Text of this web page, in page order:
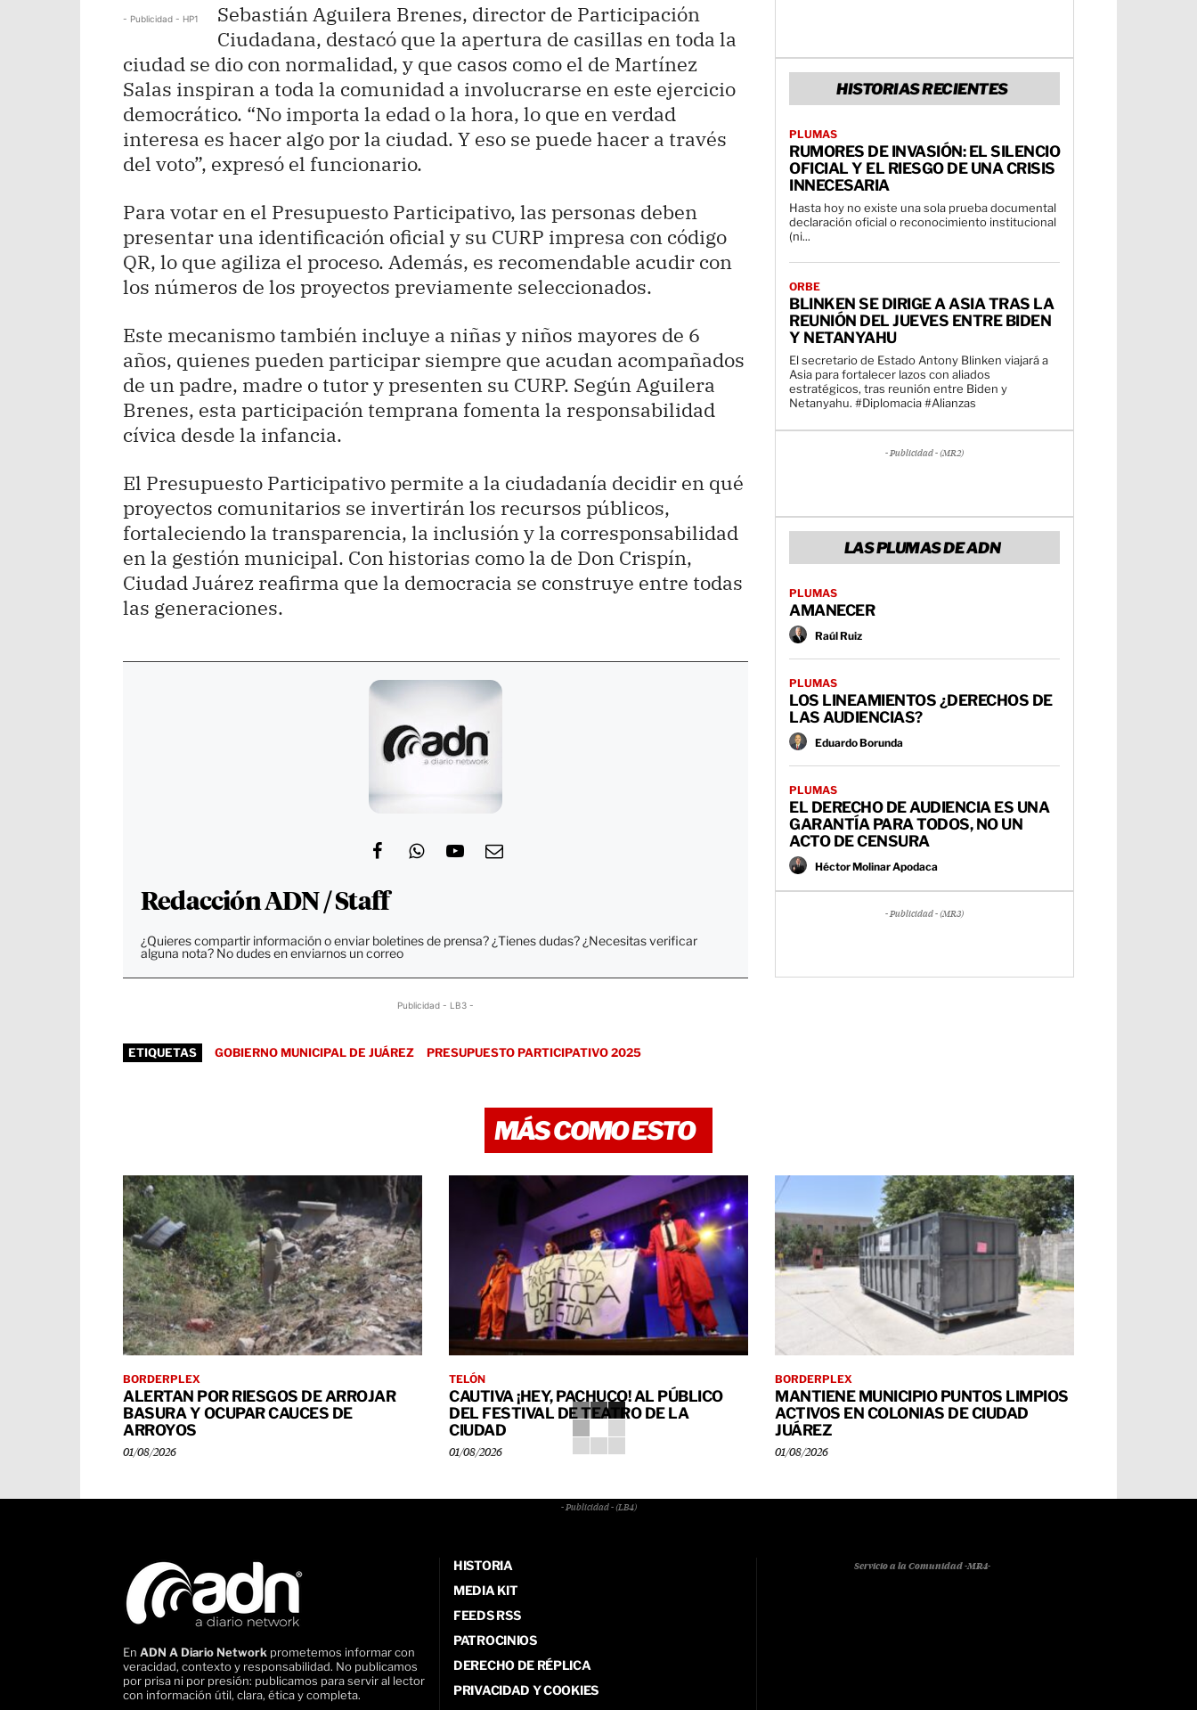
- Publicidad - HP1
Sebastián Aguilera Brenes, director de Participación
Ciudadana, destacó que la apertura de casillas en toda la
ciudad se dio con normalidad, y que casos como el de Martínez
Salas inspiran a toda la comunidad a involucrarse en este ejercicio
democrático. “No importa la edad o la hora, lo que en verdad
interesa es hacer algo por la ciudad. Y eso se puede hacer a través
del voto”, expresó el funcionario.
Para votar en el Presupuesto Participativo, las personas deben
presentar una identificación oficial y su CURP impresa con código
QR, lo que agiliza el proceso. Además, es recomendable acudir con
los números de los proyectos previamente seleccionados.
Este mecanismo también incluye a niñas y niños mayores de 6
años, quienes pueden participar siempre que acudan acompañados
de un padre, madre o tutor y presenten su CURP. Según Aguilera
Brenes, esta participación temprana fomenta la responsabilidad
cívica desde la infancia.
El Presupuesto Participativo permite a la ciudadanía decidir en qué
proyectos comunitarios se invertirán los recursos públicos,
fortaleciendo la transparencia, la inclusión y la corresponsabilidad
en la gestión municipal. Con historias como la de Don Crispín,
Ciudad Juárez reafirma que la democracia se construye entre todas
las generaciones.
Redacción ADN / Staff
¿Quieres compartir información o enviar boletines de prensa? ¿Tienes dudas? ¿Necesitas verificar
alguna nota? No dudes en enviarnos un correo
Publicidad - LB3 -
ETIQUETAS GOBIERNO MUNICIPAL DE JUÁREZ PRESUPUESTO PARTICIPATIVO 2025
HISTORIAS RECIENTES
PLUMAS
RUMORES DE INVASIÓN: EL SILENCIO
OFICIAL Y EL RIESGO DE UNA CRISIS
INNECESARIA
Hasta hoy no existe una sola prueba documental
declaración oficial o reconocimiento institucional
(ni...
ORBE
BLINKEN SE DIRIGE A ASIA TRAS LA
REUNIÓN DEL JUEVES ENTRE BIDEN
Y NETANYAHU
El secretario de Estado Antony Blinken viajará a
Asia para fortalecer lazos con aliados
estratégicos, tras reunión entre Biden y
Netanyahu. #Diplomacia #Alianzas
- Publicidad - (MR2)
LAS PLUMAS DE ADN
PLUMAS
AMANECER
Raúl Ruiz
PLUMAS
LOS LINEAMIENTOS ¿DERECHOS DE
LAS AUDIENCIAS?
Eduardo Borunda
PLUMAS
EL DERECHO DE AUDIENCIA ES UNA
GARANTÍA PARA TODOS, NO UN
ACTO DE CENSURA
Héctor Molinar Apodaca
- Publicidad - (MR3)
MÁS COMO ESTO
BORDERPLEX
ALERTAN POR RIESGOS DE ARROJAR
BASURA Y OCUPAR CAUCES DE
ARROYOS
01/08/2026
TELÓN
CAUTIVA ¡HEY, PACHUCO! AL PÚBLICO
DEL FESTIVAL DE TEATRO DE LA
CIUDAD
01/08/2026
BORDERPLEX
MANTIENE MUNICIPIO PUNTOS LIMPIOS
ACTIVOS EN COLONIAS DE CIUDAD
JUÁREZ
01/08/2026
- Publicidad - (LB4)
En ADN A Diario Network prometemos informar con
veracidad, contexto y responsabilidad. No publicamos
por prisa ni por presión: publicamos para servir al lector
con información útil, clara, ética y completa.
HISTORIA
MEDIA KIT
FEEDS RSS
PATROCINIOS
DERECHO DE RÉPLICA
PRIVACIDAD Y COOKIES
Servicio a la Comunidad -MR4-